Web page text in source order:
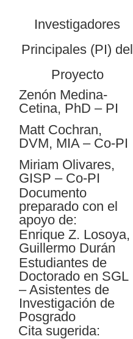
Investigadores
Principales (PI) del
Proyecto
Zenón Medina-
Cetina, PhD – PI
Matt Cochran,
DVM, MIA – Co-PI
Miriam Olivares,
GISP – Co-PI
Documento
preparado con el
apoyo de:
Enrique Z. Losoya,
Guillermo Durán
Estudiantes de
Doctorado en SGL
– Asistentes de
Investigación de
Posgrado
Cita sugerida: